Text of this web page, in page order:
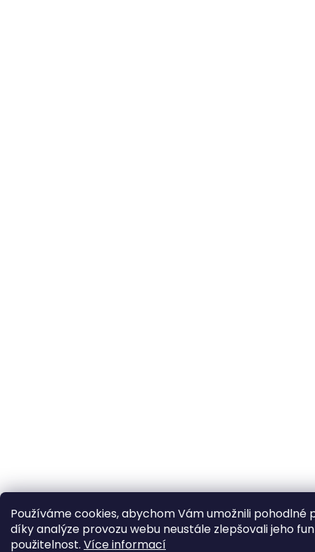
Používáme cookies, abychom Vám umožnili pohodlné
díky analýze provozu webu neustále zlepšovali jeho
použitelnost. Více informací